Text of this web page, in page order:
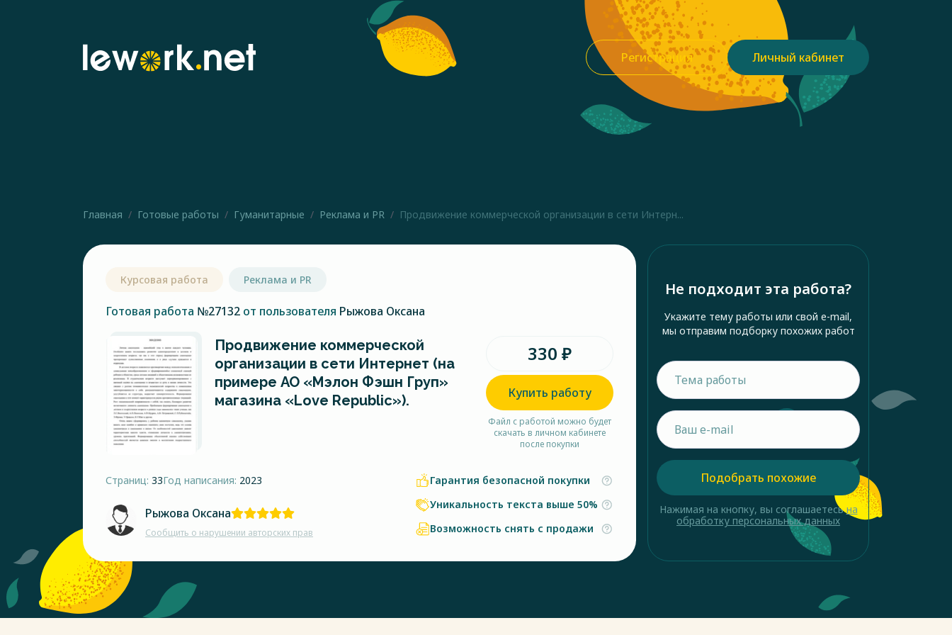
Регистрация Личный кабинет
Главная Готовые работы Гуманитарные Реклама и PR Продвижение коммерческой организации в сети Интерн...
Курсовая работа Реклама и PR
Готовая работа №27132 от пользователя Рыжова Оксана
Продвижение коммерческой
организации в сети Интернет (на
примере АО «Мэлон Фэшн Груп»
магазина «Love Republic»).
330 ₽
Купить работу
Файл с работой можно будет
скачать в личном кабинете
после покупки
Страниц: 33Год написания: 2023
Рыжова Оксана
Сообщить о нарушении авторских прав
Гарантия безопасной покупки
Уникальность текста выше 50%
Возможность снять с продажи
Не подходит эта работа?
Укажите тему работы или свой e-mail,
мы отправим подборку похожих работ
Подобрать похожие
Нажимая на кнопку, вы соглашаетесьна
обработку персональных данных